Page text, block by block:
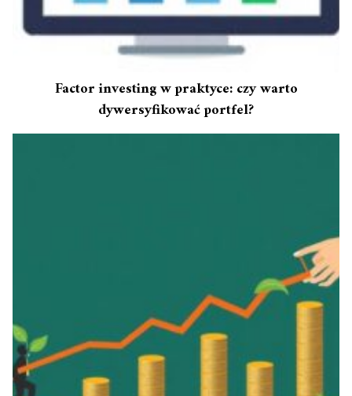
Factor investing w praktyce: czy warto
dywersyfikować portfel?